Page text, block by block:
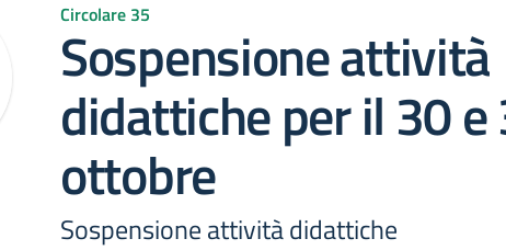
Circolare 35
Sospensione attività
didattiche per il 30 e
ottobre
Sospensione attività didattiche